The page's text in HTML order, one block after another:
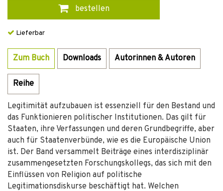
bestellen
Lieferbar
Zum Buch Downloads Autorinnen & Autoren
Reihe
Legitimität aufzubauen ist essenziell für den Bestand und
das Funktionieren politischer Institutionen. Das gilt für
Staaten, ihre Verfassungen und deren Grundbegriffe, aber
auch für Staatenverbünde, wie es die Europäische Union
ist. Der Band versammelt Beiträge eines interdisziplinär
zusammengesetzten Forschungskollegs, das sich mit den
Einflüssen von Religion auf politische
Legitimationsdiskurse beschäftigt hat. Welchen